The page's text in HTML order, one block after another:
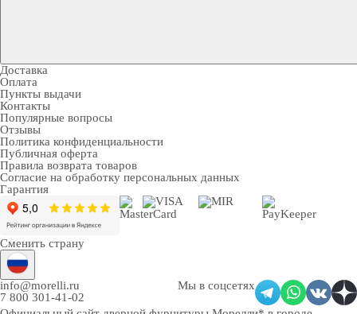
Доставка
Оплата
Пункты выдачи
Контакты
Популярные вопросы
Отзывы
Политика конфиденциальности
Публичная оферта
Правила возврата товаров
Согласие на обработку персональных данных
Гарантия
Сменить страну
info@morelli.ru
7 800 301-41-02
Мы в соцсетях